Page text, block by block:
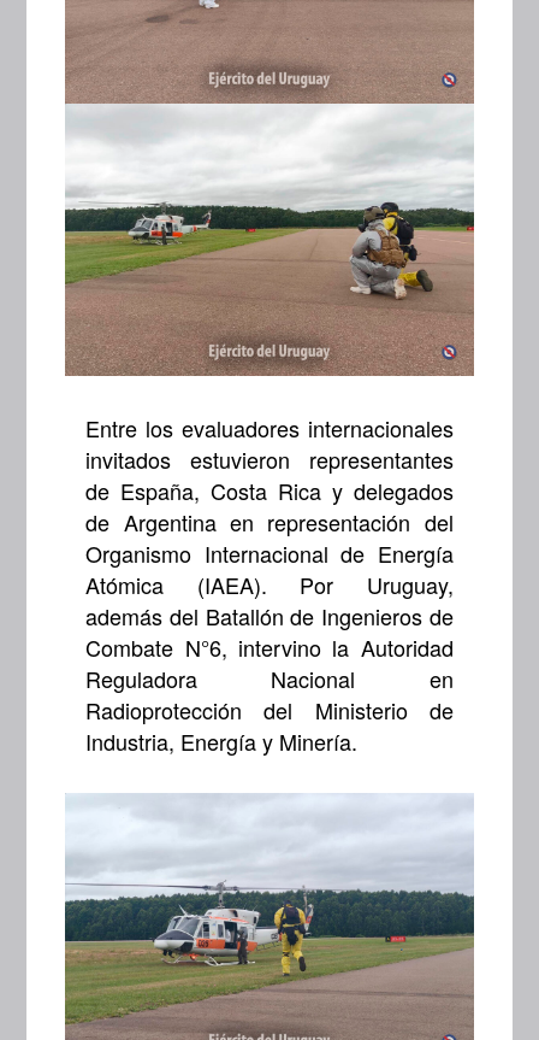
Entre los evaluadores internacionales
invitados estuvieron representantes
de España, Costa Rica y delegados
de Argentina en representación del
Organismo Internacional de Energía
Atómica (IAEA). Por Uruguay,
además del Batallón de Ingenieros de
Combate N°6, intervino la Autoridad
Reguladora Nacional en
Radioprotección del Ministerio de
Industria, Energía y Minería.